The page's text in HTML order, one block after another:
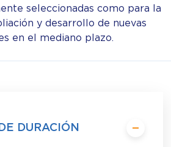
seleccionadas como para la
y desarrollo de nuevas
en el mediano plazo.
DURACIÓN